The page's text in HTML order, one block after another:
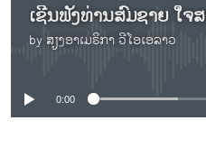
ເຊີນຟັງທ່ານສົມຊາຍ ໃຈ
by ສຽງອາເມຣິກາ ວີໂອເອລາວ
No media source
0:00